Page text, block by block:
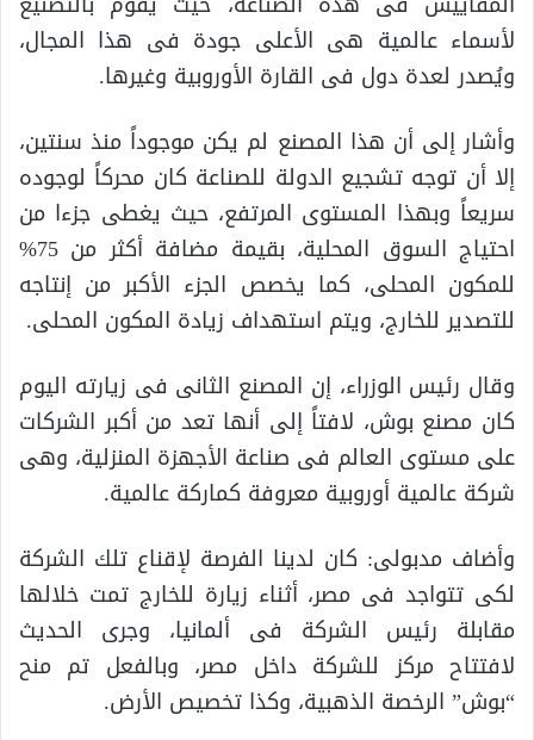
لأسماء عالمية هى الأعلى جودة فى هذا المجال،
ويُصدر لعدة دول فى القارة الأوروبية وغيرها.
وأشار إلى أن هذا المصنع لم يكن موجوداً منذ سنتين،
إلا أن توجه تشجيع الدولة للصناعة كان محركاً لوجوده
سريعاً وبهذا المستوى المرتفع، حيث يغطى جزءا من
احتياج السوق المحلية، بقيمة مضافة أكثر من 75%
للمكون المحلى، كما يخصص الجزء الأكبر من إنتاجه
للتصدير للخارج، ويتم استهداف زيادة المكون المحلى.
وقال رئيس الوزراء، إن المصنع الثانى فى زيارته اليوم
كان مصنع بوش، لافتاً إلى أنها تعد من أكبر الشركات
على مستوى العالم فى صناعة الأجهزة المنزلية، وهى
شركة عالمية أوروبية معروفة كماركة عالمية.
وأضاف مدبولى: كان لدينا الفرصة لإقناع تلك الشركة
لكى تتواجد فى مصر، أثناء زيارة للخارج تمت خلالها
مقابلة رئيس الشركة فى ألمانيا، وجرى الحديث
لافتتاح مركز للشركة داخل مصر، وبالفعل تم منح
“بوش” الرخصة الذهبية، وكذا تخصيص الأرض.